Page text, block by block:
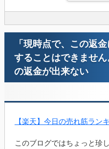
「現時点で、この返
することはできませ
の返金が出来ない
【楽天】今日の売れ筋ラン
このブログではちょっと珍